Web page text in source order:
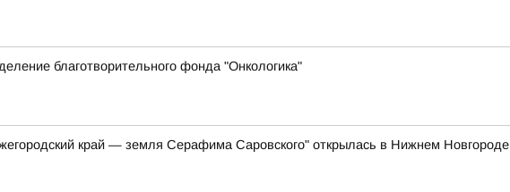
благотворительного фонда "Онкологика"
край — земля Серафима Саровского" открылась в Нижнем Новгороде